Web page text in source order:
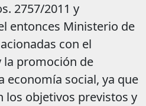
2757/2011 y
entonces Ministerio de
con el
la promoción de
economía social, ya que
los objetivos previstos y